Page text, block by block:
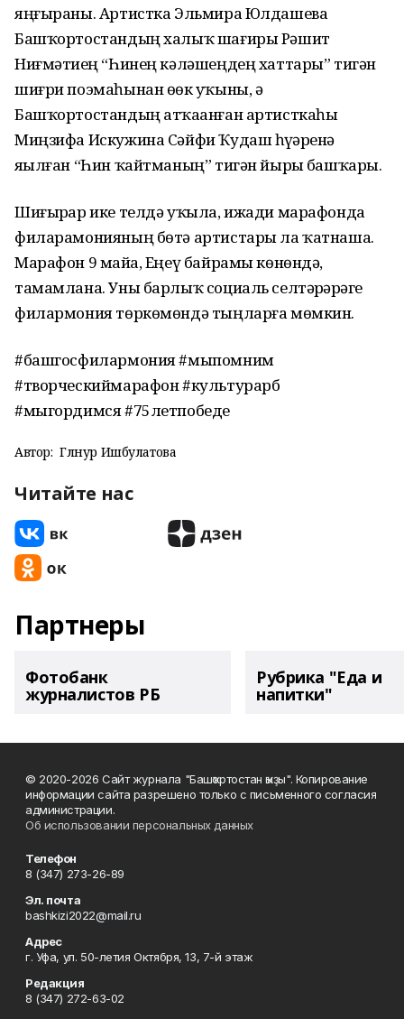
яңғыраны. Артистка Эльмира Юлдашева
Башҡортостандың халыҡ шағиры Рәшит
Ниғмәтиҙең “Һинең кәләшеңдең хаттары” тигән
шиғри поэмаһынан өҙөк уҡыны, ә
Башҡортостандың атҡаҙанған артисткаһы
Миңзифа Искужина Сәйфи Ҡудаш һүҙҙәренә
яҙылған “Һин ҡайтманың” тигән йырҙы башҡарҙы.
Шиғырҙар ике телдә уҡыла, ижади марафонда
филарамонияның бөтә артистары ла ҡатнаша.
Марафон 9 майҙа, Еңеү байрамы көнөндә,
тамамлана. Уны барлыҡ социаль селтәрҙәрҙәге
филармония төркөмөндә тыңларға мөмкин.
#башгосфилармония #мыпомним
#творческиймарафон #культурарб
#мыгордимся #75летпобеде
Автор: Гөлнур Ишбулатова
Читайте нас
Партнеры
Фотобанк
журналистов РБ
Рубрика "Еда и
напитки"
© 2020-2026 Сайт журнала "Башҡортостан ҡыҙы". Копирование
информации сайта разрешено только с письменного согласия
администрации.
Об использовании персональных данных
Телефон
8 (347) 273-26-89
Эл. почта
bashkizi2022@mail.ru
Адрес
г. Уфа, ул. 50-летия Октября, 13, 7-й этаж
Редакция
8 (347) 272-63-02